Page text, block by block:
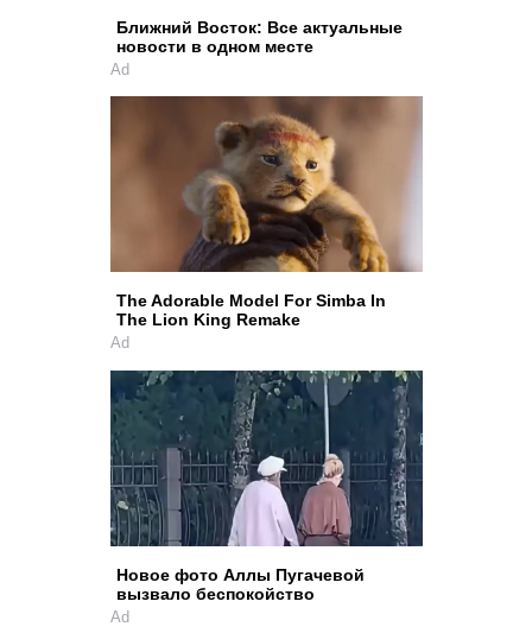
Ближний Восток: Все актуальные
новости в одном месте
Ad
The Adorable Model For Simba In
The Lion King Remake
Ad
Новое фото Аллы Пугачевой
вызвало беспокойство
Ad